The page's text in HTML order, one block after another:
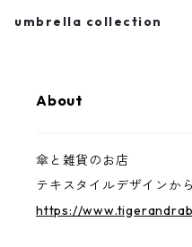
umbrella collection
About
傘と雑貨のお店
テキスタイルデザインか
https://